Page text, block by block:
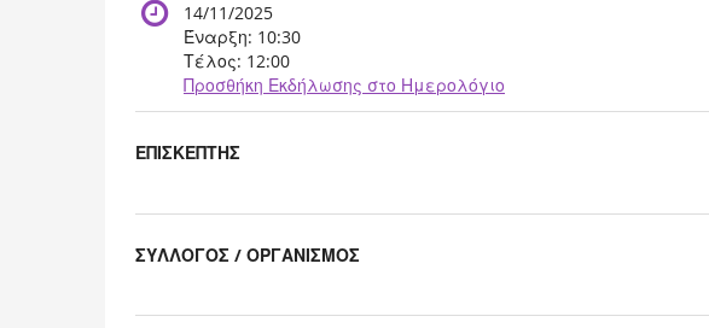
14/11/2025
Έναρξη: 10:30
Τέλος: 12:00
Προσθήκη Εκδήλωσης στο Ημερολόγιο
Προϊόντα
items
ΕΠΙΣΚΕΠΤΗΣ
ΣΥΛΛΟΓΟΣ / ΟΡΓΑΝΙΣΜΟΣ